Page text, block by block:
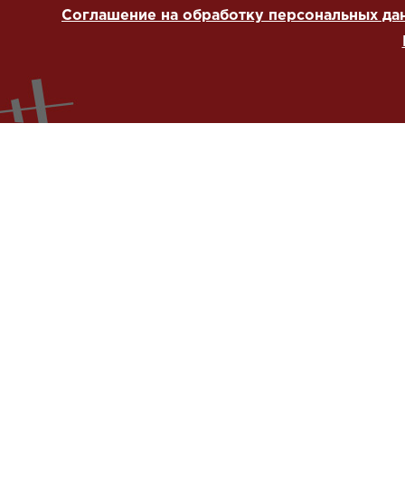
Соглашение на обработку персональных